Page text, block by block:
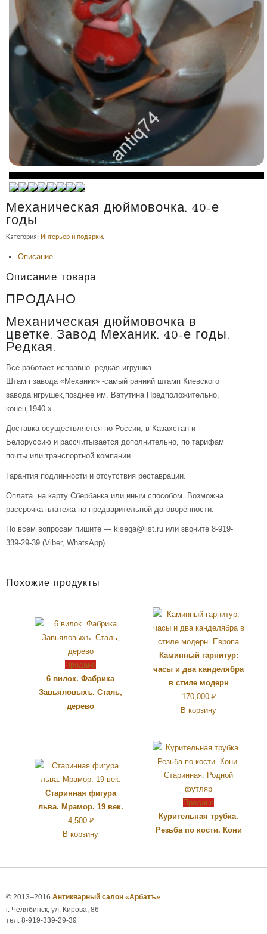
Механическая дюймовочка. 40-е
годы
Категория: Интерьер и подарки.
Описание
Описание товара
ПРОДАНО
Механическая дюймовочка в
цветке. Завод Механик. 40-е годы.
Редкая.
Всё работает исправно. редкая игрушка.
Штамп завода «Механик» -самый ранний штамп Киевского
завода игрушек,позднее им. Ватутина Предположительно,
конец 1940-х.
Доставка осуществляется по России, в Казахстан и
Белоруссию и рассчитывается дополнительно, по тарифам
почты или транспортной компании.
Гарантия подлинности и отсутствия реставрации.
Оплата на карту Сбербанка или иным способом. Возможна
рассрочка платежа по предварительной договорённости.
По всем вопросам пишите — kisega@list.ru или звоните 8-919-
339-29-39 (Viber, WhatsApp)
Похожие продукты
Продано
6 вилок. Фабрика
Завьяловыхъ. Сталь,
дерево
Каминный гарнитур:
часы и два канделябра
в стиле модерн
170,000Р
УБ.
В корзину
Старинная фигура
льва. Мрамор. 19 век.
4,500Р
УБ.
В корзину
Продано
Курительная трубка.
Резьба по кости. Кони
© 2013–2016 Антикварный салон «Арбатъ»
г. Челябинск, ул. Кирова, 86
тел. 8-919-339-29-39